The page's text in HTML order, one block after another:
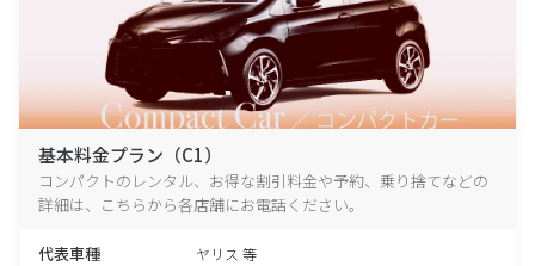
基本料金プラン（C1）
コンパクトのレンタル、お得な割引料金や予約、乗り捨てなどの
詳細は、こちらから各店舗にお電話ください。
代表車種 ヤリス 等